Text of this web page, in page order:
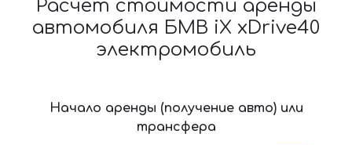
Расчёт стоимости аренды
автомобиля БМВ iX xDrive40
электромобиль
Начало аренды (получение авто) или
трансфера